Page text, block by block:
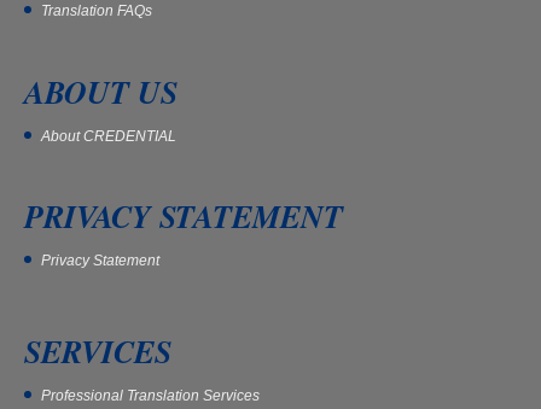
Translation FAQs
ABOUT US
About CREDENTIAL
PRIVACY STATEMENT
Privacy Statement
SERVICES
Professional Translation Services